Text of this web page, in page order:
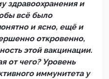
здравоохранения и
всё было
и ясно, ещё и
откровенно,
этой вакцинации.
от чего? Уровень
иммунитета у